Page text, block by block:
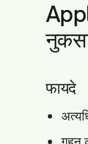
फायदे